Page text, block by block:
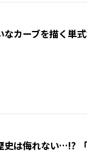
カーブを描く単
史は侮れない…!?